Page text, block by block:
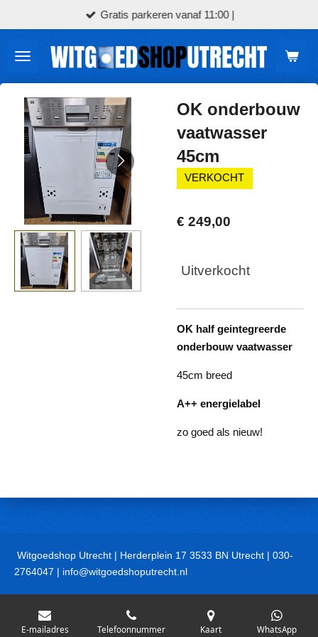
direct
naar
hoofdinhoud
Gratis parkeren vanaf 11:00 |
OK onderbouw
vaatwasser
45cm
VERKOCHT
€ 249,00
Uitverkocht
OK half geintegreerde
onderbouw vaatwasser
45cm breed
A++ energielabel
zo goed als nieuw!
Witgoedshop Utrecht | Herderplein 17 3533 BN Utrecht | 030-
2764047 | info@witgoedshoputrecht.nl
E-mailadres Telefoonnummer Kaart WhatsApp